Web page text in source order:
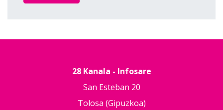
28 Kanala - Infosare
San Esteban 20
Tolosa (Gipuzkoa)